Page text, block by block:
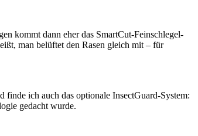
kommt dann eher das SmartCut-Feinschlegel-
man belüftet den Rasen gleich mit – für
finde ich auch das optionale InsectGuard-System:
gedacht wurde.